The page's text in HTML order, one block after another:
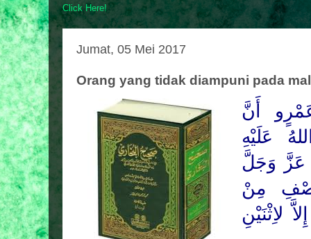
Click Here!
Jumat, 05 Mei 2017
Orang yang tidak diampuni pada
أَنَّ
عَلَيْهِ
وَجَلَّ
مِنْ
لاِثْنَيْنِ